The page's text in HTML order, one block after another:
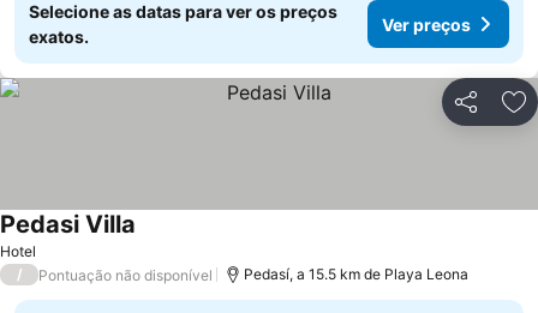
Selecione as datas para ver os preços
exatos.
Ver preços
Partilhar
Hotel
Pedasi Villa
/ Pontuação não disponível Pedasí, a 15.5 km de Playa Leona